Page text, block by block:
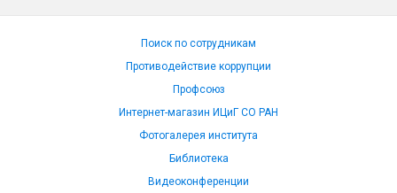
Поиск по сотрудникам
Противодействие коррупции
Профсоюз
Интернет-магазин ИЦиГ СО РАН
Фотогалерея института
Библиотека
Видеоконференции